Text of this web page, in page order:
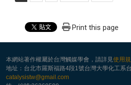
Print this page
本網站著作權屬於台灣觸媒學會，請詳見使用規
地址：台北市羅斯福路4段1號台灣大學化工系
catalysistw@gmail.com